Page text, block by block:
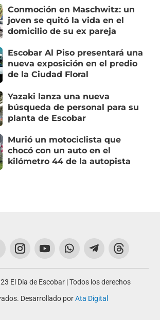
Conmoción en Maschwitz: un
joven se quitó la vida en el
domicilio de su ex pareja
Escobar Al Piso presentará una
nueva exposición en el predio
de la Ciudad Floral
Yazaki lanza una nueva
búsqueda de personal para su
planta de Escobar
Murió un motociclista que
chocó con un auto en el
kilómetro 44 de la autopista
El Día de Escobar | Todos los derechos
Desarrollado porAta Digital